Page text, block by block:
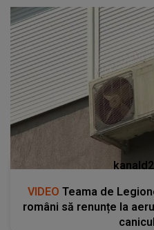
VIDEO Teama de
români să renunțe la